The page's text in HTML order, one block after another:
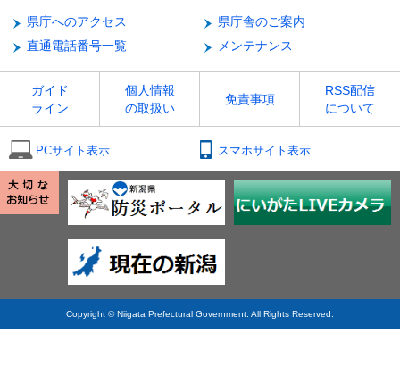
県庁へのアクセス
県庁舎のご案内
直通電話番号一覧
メンテナンス
ガイド
ライン
個人情報
の取扱い
免責事項
RSS配信
について
PCサイト表示 スマホサイト表示
Copyright © Niigata Prefectural Government. All Rights Reserved.